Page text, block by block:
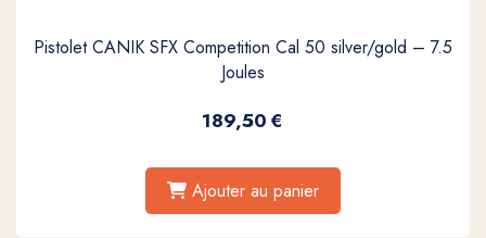
Pistolet CANIK SFX Competition Cal 50 silver/gold – 7.5
Joules
189,50€
Ajouter au panier